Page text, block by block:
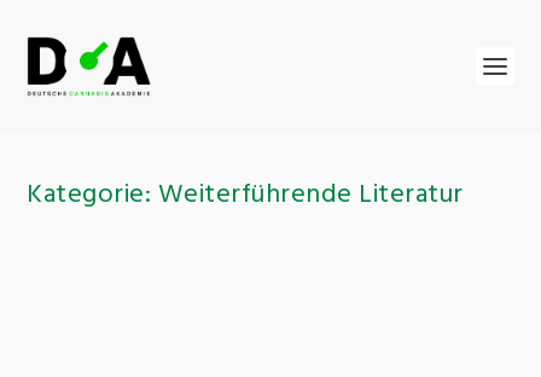
Kategorie: Weiterführende Literatur